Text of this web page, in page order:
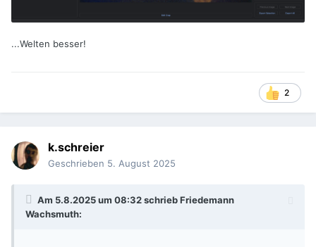
...Welten besser!
2
k.schreier
Geschrieben 5. August 2025
Am 5.8.2025 um 08:32 schriebFriedemann
Wachsmuth: